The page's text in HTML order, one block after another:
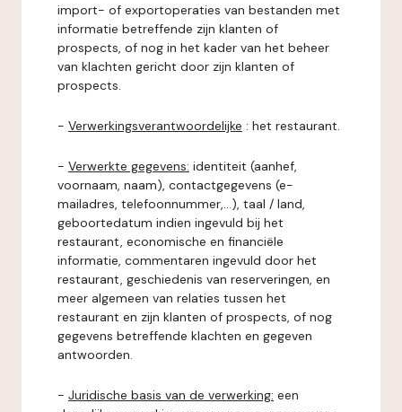
import- of exportoperaties van bestanden met
informatie betreffende zijn klanten of
prospects, of nog in het kader van het beheer
van klachten gericht door zijn klanten of
prospects.
- Verwerkingsverantwoordelijke : het restaurant.
- Verwerkte gegevens: identiteit (aanhef,
voornaam, naam), contactgegevens (e-
mailadres, telefoonnummer,...), taal / land,
geboortedatum indien ingevuld bij het
restaurant, economische en financiële
informatie, commentaren ingevuld door het
restaurant, geschiedenis van reserveringen, en
meer algemeen van relaties tussen het
restaurant en zijn klanten of prospects, of nog
gegevens betreffende klachten en gegeven
antwoorden.
- Juridische basis van de verwerking: een